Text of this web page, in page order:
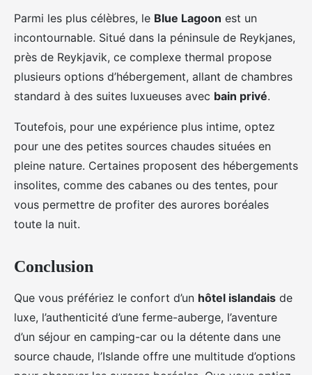
Parmi les plus célèbres, le Blue Lagoon est un
incontournable. Situé dans la péninsule de Reykjanes,
près de Reykjavik, ce complexe thermal propose
plusieurs options d’hébergement, allant de chambres
standard à des suites luxueuses avec bain privé.
Toutefois, pour une expérience plus intime, optez
pour une des petites sources chaudes situées en
pleine nature. Certaines proposent des hébergements
insolites, comme des cabanes ou des tentes, pour
vous permettre de profiter des aurores boréales
toute la nuit.
Conclusion
Que vous préfériez le confort d’un hôtel islandais de
luxe, l’authenticité d’une ferme-auberge, l’aventure
d’un séjour en camping-car ou la détente dans une
source chaude, l’Islande offre une multitude d’options